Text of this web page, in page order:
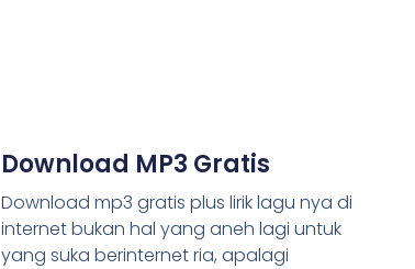
Download MP3 Gratis
Download mp3 gratis plus lirik lagu nya di
internet bukan hal yang aneh lagi untuk
yang suka berinternet ria, apalagi